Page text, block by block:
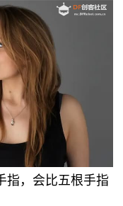
编辑
指，会比五根手指